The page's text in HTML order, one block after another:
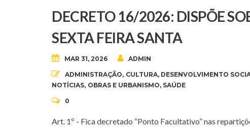
DECRETO 16/2026: DISPÕE
SEXTA FEIRA SANTA
MAR 31, 2026 ADMIN
ADMINISTRAÇÃO, CULTURA, DESENVOLVIMENTO
NOTÍCIAS, OBRAS E URBANISMO, SAÚDE
0
Art. 1º - Fica decretado “Ponto Facultativo” nas